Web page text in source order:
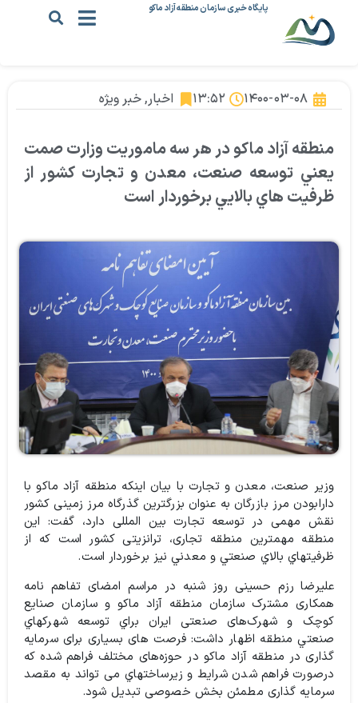
پایگاه خبری سازمان منطقه آزاد ماکو
۱۴۰۰-۰۳-۰۸ ۱۳:۵۲ اخبار,خبر ویژه
منطقه آزاد ماکو در هر سه ماموريت وزارت صمت
يعني توسعه‌ صنعت، معدن و تجارت کشور از
ظرفيت هاي بالايي برخوردار است
وزیر صنعت، معدن و تجارت با بیان اینکه منطقه آزاد ماکو با
دارابودن مرز بازرگان به عنوان بزرگترین گذرگاه مرز زمینی کشور
نقش مهمی در توسعه تجارت بین المللی دارد، گفت: این
منطقه مهمترین منطقه تجاری، ترانزیتی کشور است كه از
ظرفيتهاي بالاي صنعتي و معدني نيز برخوردار است.
علیرضا رزم حسینی روز شنبه در مراسم امضای تفاهم نامه
همکاری مشترک سازمان منطقه آزاد ماکو و سازمان صنایع
کوچک و شهرک‌های صنعتی ایران براي توسعه شهركهاي
صنعتي منطقه اظهار داشت: ‌فرصت های بسیاری برای سرمایه
گذاری در منطقه آزاد ماکو در حوزه‌های مختلف فراهم شده که
درصورت فراهم شدن شرايط و زيرساختهاي می تواند به مقصد
سرمایه گذاری مطمئن بخش خصوصی تبديل شود.